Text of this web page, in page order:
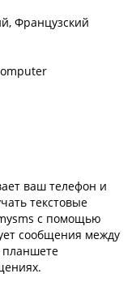
Французский
ваш телефон и
текстовые
с помощью
сообщения между
планшете